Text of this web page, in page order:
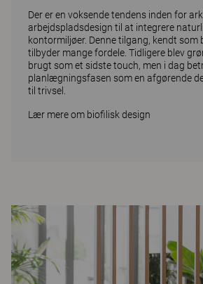
Der er en voksende tendens inden for
arbejdspladsdesign til at integrere
kontormiljøer. Denne tilgang, kendt som
tilbyder mange fordele. Tidligere blev
brugt som et sidste touch, men i dag
planlægningsfasen som en afgørende
til trivsel.
Lær mere om biofilisk design